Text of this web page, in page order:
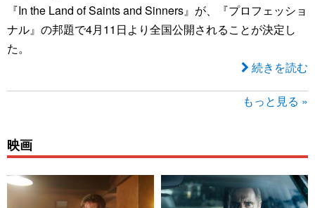
『In the Land of Saints and Sinners』が、『プロフェッショ
ナル』の邦題で4月11日より全国公開されることが決定し
た。
続きを読む
もっと見る »
映画